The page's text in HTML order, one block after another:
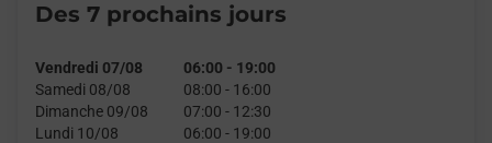
Des 7 prochains jours
Vendredi 07/08 06:00 - 19:00
Samedi 08/08
08:00 - 16:00
Dimanche 09/08
07:00 - 12:30
Lundi 10/08
06:00 - 19:00